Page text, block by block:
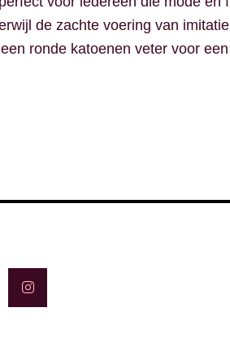
de zachte voering van
ronde katoenen veter voor
s
t
a